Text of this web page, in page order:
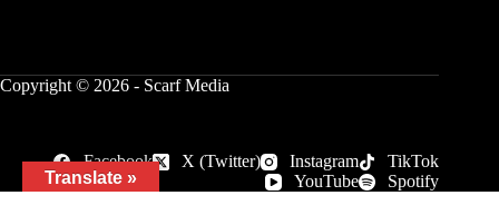
Copyright © 2026 - Scarf Media
Facebook X (Twitter) Instagram
TikTok
YouTube
Spotify
Translate »